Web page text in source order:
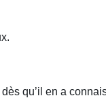
qu’il en a